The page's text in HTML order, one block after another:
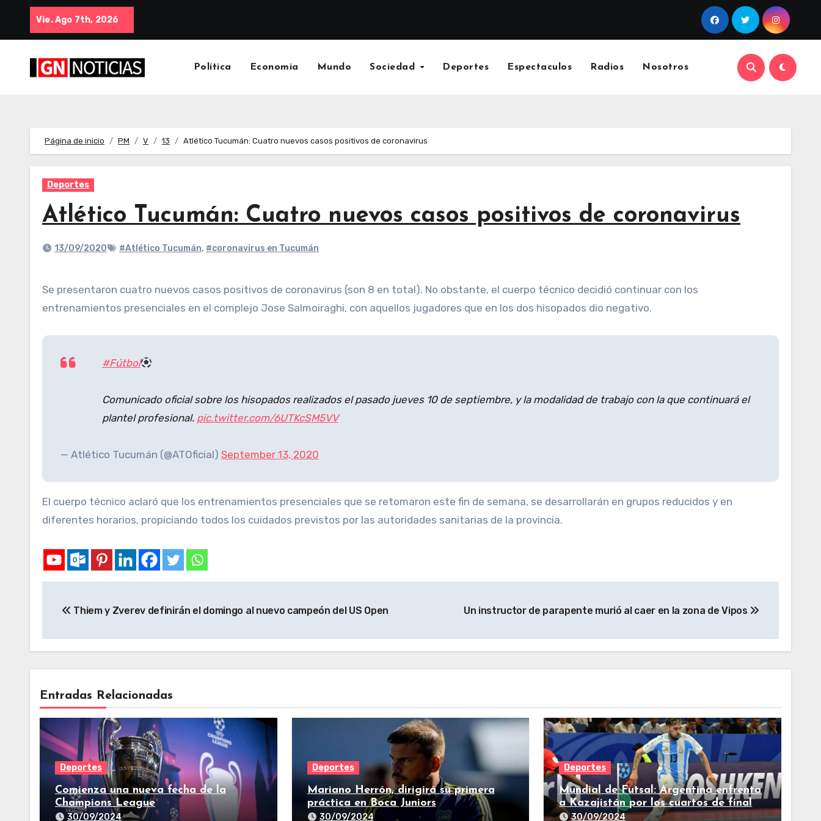
Vie. Ago 7th, 2026
Política Economia Mundo Sociedad Deportes Espectaculos Radios Nosotros
Página de inicio PM V 13 Atlético Tucumán: Cuatro nuevos casos positivos de coronavirus
Deportes
Atlético Tucumán: Cuatro nuevos casos positivos de coronavirus
13/09/2020 #Atlético Tucumán, #coronavirus en Tucumán
Se presentaron cuatro nuevos casos positivos de coronavirus (son 8 en total). No obstante, el cuerpo técnico decidió continuar con los
entrenamientos presenciales en el complejo Jose Salmoiraghi, con aquellos jugadores que en los dos hisopados dio negativo.
#Fútbol
Comunicado oficial sobre los hisopados realizados el pasado jueves 10 de septiembre, y la modalidad de trabajo con la que continuará el
plantel profesional. pic.twitter.com/6UTKcSM5VV
— Atlético Tucumán (@ATOficial) September 13, 2020
El cuerpo técnico aclaró que los entrenamientos presenciales que se retomaron este fin de semana, se desarrollarán en grupos reducidos y en
diferentes horarios, propiciando todos los cuidados previstos por las autoridades sanitarias de la provincia.
Thiem y Zverev definirán el domingo al nuevo campeón del US Open Un instructor de parapente murió al caer en la zona de Vipos
Entradas Relacionadas
Deportes
Comienza una nueva fecha de la
Champions League
30/09/2024
Deportes
Mariano Herrón, dirigirá su primera
práctica en Boca Juniors
30/09/2024
Deportes
Mundial de Futsal: Argentina enfrenta
a Kazajistán por los cuartos de final
30/09/2024